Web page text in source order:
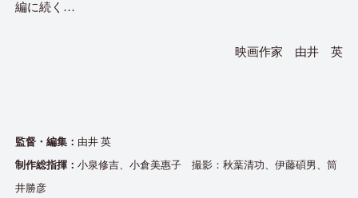
編に続く…
映画作家 由井 英
監督・編集： 由井 英
制作総指揮：小泉修吉、小倉美惠子 撮影：秋葉清功、伊藤碩男、筒
井勝彦